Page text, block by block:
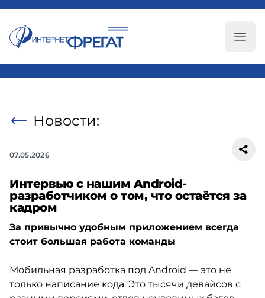
Новости:
07.05.2026
Интервью с нашим Android-
разработчиком о том, что остаётся за
кадром
За привычно удобным приложением всегда
стоит большая работа команды
Мобильная разработка под Android — это не
только написание кода. Это тысячи девайсов с